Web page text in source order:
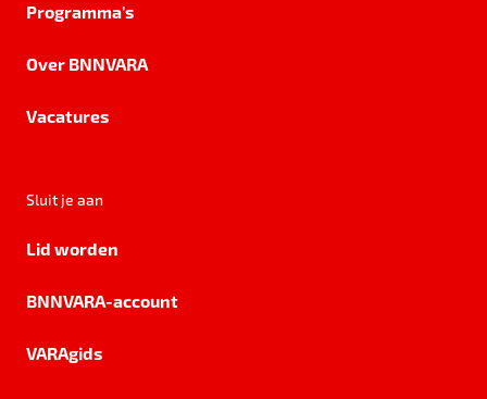
Programma's
Over BNNVARA
Vacatures
Sluit je aan
Lid worden
BNNVARA-account
VARAgids